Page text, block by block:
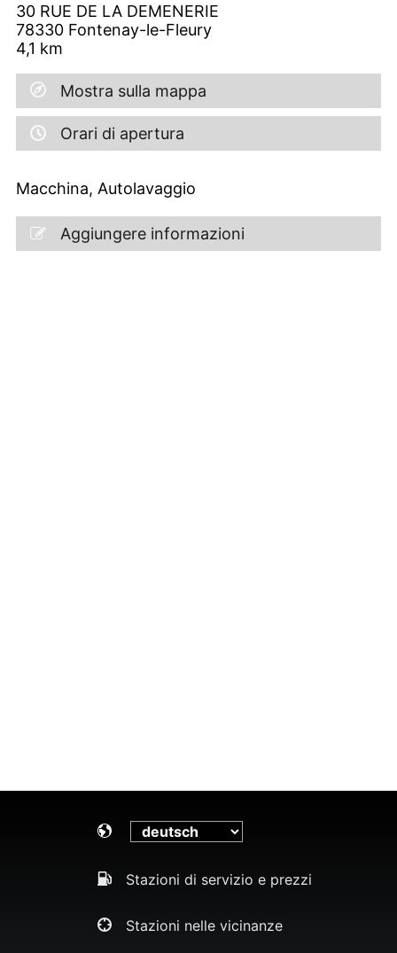
30 RUE DE LA DEMENERIE
78330 Fontenay-le-Fleury
4,1 km
Mostra sulla mappa
Orari di apertura
Macchina, Autolavaggio
Aggiungere informazioni
Stazioni di servizio e prezzi
Stazioni nelle vicinanze